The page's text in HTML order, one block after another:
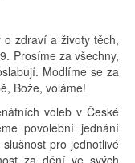
zdraví a životy těch,
Prosíme za všechny,
Modlíme se za
Bože, voláme!
voleb v České
povolební jednání
pro jednotlivé
za dění ve svých